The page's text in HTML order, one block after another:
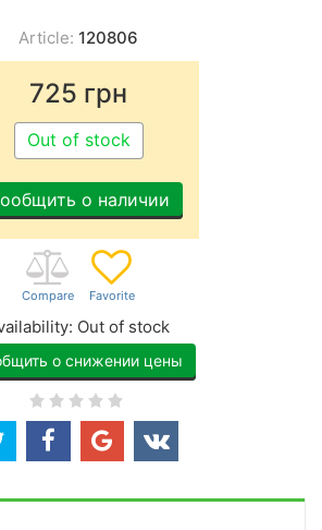
Article: 120806
725 грн
Out of stock
о наличии
Out of stock
о снижении цены